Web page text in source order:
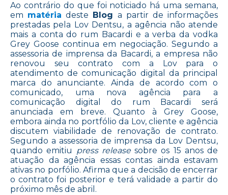
Ao contrário do que foi noticiado há uma semana,
em matéria deste Blog a partir de informações
prestadas pela Lov Dentsu, a agência não atende
mais a conta do rum Bacardi e a verba da vodka
Grey Goose continua em negociação. Segundo a
assessoria de imprensa da Bacardi, a empresa não
renovou seu contrato com a Lov para o
atendimento de comunicação digital da principal
marca do anunciante. Ainda de acordo com o
comunicado, uma nova agência para a
comunicação digital do rum Bacardi será
anunciada em breve. Quanto à Grey Goose,
embora ainda no portfólio da Lov, cliente e agência
discutem viabilidade de renovação de contrato.
Segundo a assessoria de imprensa da Lov Dentsu,
quando emitiu press releasesobre os 15 anos de
atuação da agência essas contas ainda estavam
ativas no porfólio. Afirma que a decisão de encerrar
o contrato foi posterior e terá validade a partir do
próximo mês de abril.